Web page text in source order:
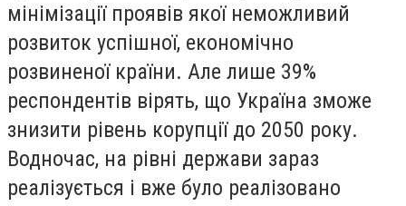
мінімізації проявів якої неможливий
розвиток успішної, економічно
розвиненої країни. Але лише 39%
респондентів вірять, що Україна зможе
знизити рівень корупції до 2050 року.
Водночас, на рівні держави зараз
реалізується і вже було реалізовано